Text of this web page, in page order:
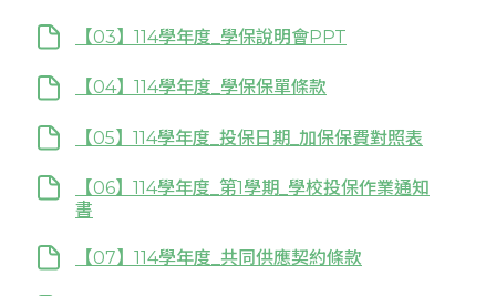
【03】114學年度_學保說明會PPT
【04】114學年度_學保保單條款
【05】114學年度_投保日期_加保保費對照表
【06】114學年度_第1學期_學校投保作業通知
書
【07】114學年度_共同供應契約條款